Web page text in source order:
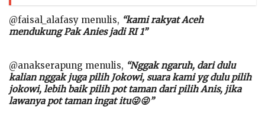
@faisal_alafasy menulis, “kami rakyat Aceh
mendukung Pak Anies jadi RI 1”
@anakserapung menulis, “Nggak ngaruh, dari dulu
kalian nggak juga pilih Jokowi, suara kami yg dulu pilih
jokowi, lebih baik pilih pot taman dari pilih Anis, jika
lawanya pot taman ingat itu😜😜”